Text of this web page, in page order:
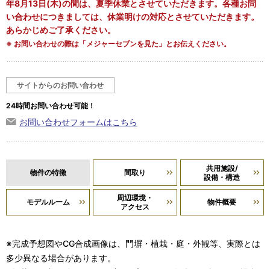
年8月13日(木)の間は、夏季休業とさせていただきます。各種お問
い合わせにつきましては、休業明けの対応とさせていただきます。
あらかじめご了承ください。
※ お問い合わせの際は「メジャーセブンを見た」とお伝えください。
サイトからのお問い合わせ
24時間お問い合わせ可能！
お問い合わせフォームはこちら
物件の特徴 間取り
共用施設/
設備・構造
モデルルーム
周辺環境・
アクセス
物件概要
※完成予想図やCG合成画像は、門塀・植栽・庭・外観等、実際とは
多少異なる場合があります。